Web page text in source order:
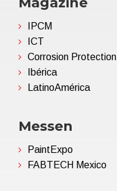
IPCM
ICT
Corrosion Protection
Ibérica
LatinoAmérica
Messen
PaintExpo
FABTECH Mexico